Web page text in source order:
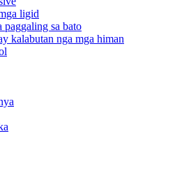
ligid
paggaling sa bato
kalabutan nga mga himan